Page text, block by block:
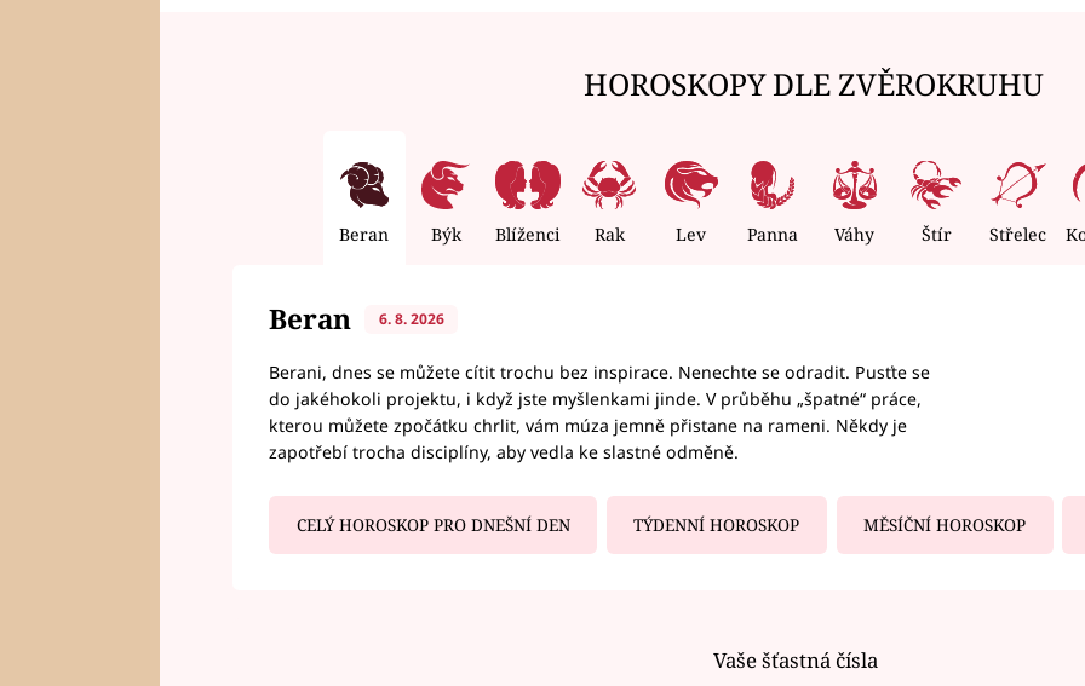
HOROSKOPY DLE ZVĚROKRUHU
Beran Býk Blíženci Rak Lev Panna Váhy Štír Střelec
Beran 6. 8. 2026
Berani, dnes se můžete cítit trochu bez inspirace. Nenechte se odradit. Pusťte se
do jakéhokoli projektu, i když jste myšlenkami jinde. V průběhu „špatné“ práce,
kterou můžete zpočátku chrlit, vám múza jemně přistane na rameni. Někdy je
zapotřebí trocha disciplíny, aby vedla ke slastné odměně.
CELÝ HOROSKOP PRO DNEŠNÍ DEN TÝDENNÍ HOROSKOP MĚSÍČNÍ HOROSKOP
Vaše šťastná čísla